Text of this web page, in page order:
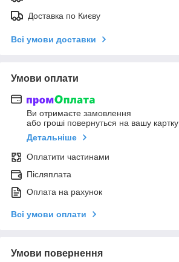
Доставка по Києву
Всі умови доставки
Умови оплати
Ви отримаєте замовлення
або гроші повернуться на вашу картку
Детальніше
Оплатити частинами
Післяплата
Оплата на рахунок
Всі умови оплати
Умови повернення